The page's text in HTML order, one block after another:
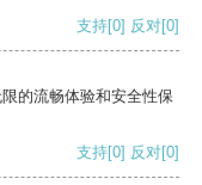
支持[0] 反对[0]
的流畅体验和安全性保
支持[0] 反对[0]